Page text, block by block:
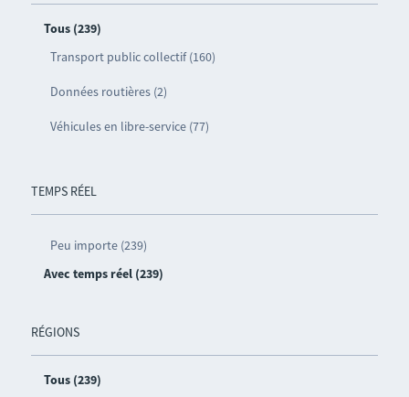
Tous (239)
Transport public collectif (160)
Données routières (2)
Véhicules en libre-service (77)
TEMPS RÉEL
Peu importe (239)
Avec temps réel (239)
RÉGIONS
Tous (239)